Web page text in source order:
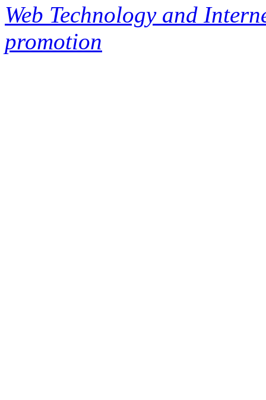
Web Technology and
promotion